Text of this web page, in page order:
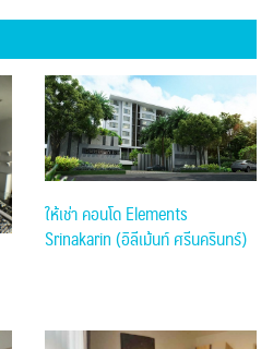
ให้เช่า คอนโด Elements
Srinakarin (อิลีเม้นท์ ศรีนครินทร์)